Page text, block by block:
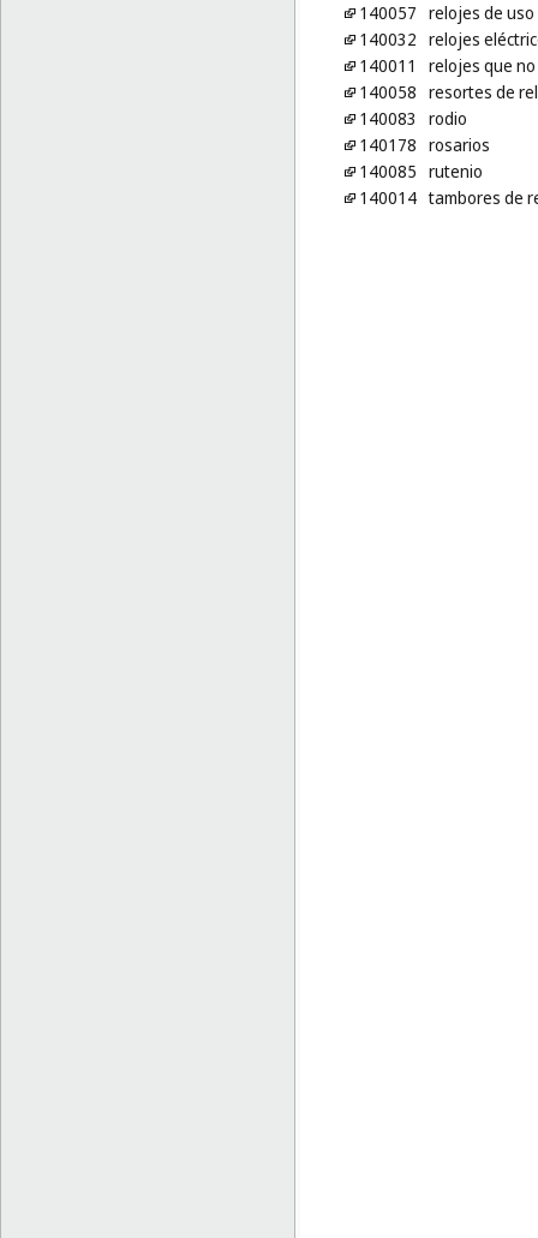
140057 relojes de
140032 relojes
140011
relojes que
140058 resortes de
140083
rodio
140178 rosarios
140085 rutenio
140014 tambores de